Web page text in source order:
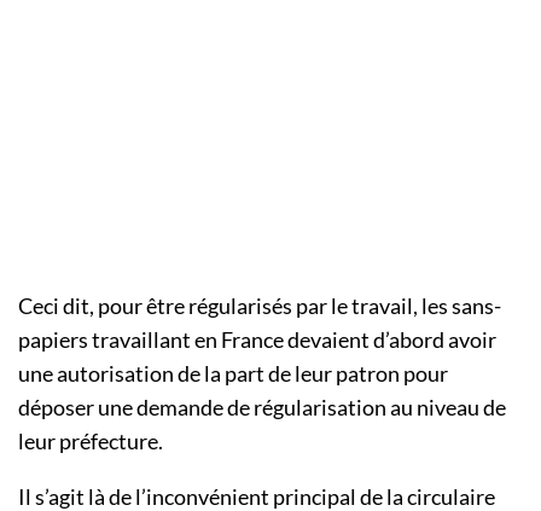
Ceci dit, pour être régularisés par le travail, les sans-
papiers travaillant en France devaient d’abord avoir
une autorisation de la part de leur patron pour
déposer une demande de régularisation au niveau de
leur préfecture.
Il s’agit là de l’inconvénient principal de la circulaire